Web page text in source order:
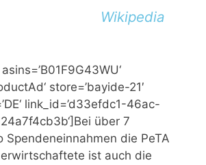
Wikipedia
store=’bayide-21′
link_id=’d33efdc1-46ac-
über 7
Spendeneinnahmen die PeTA
ist auch die